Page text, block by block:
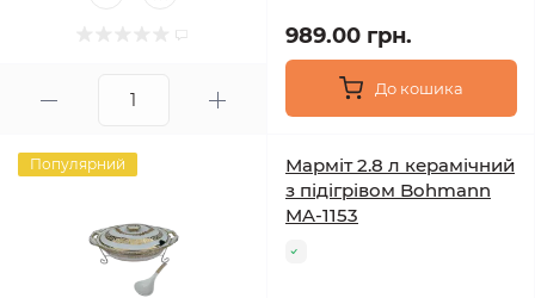
989.00 грн.
До кошика
Популярний
Марміт 2.8 л керамічний
з підігрівом Bohmann
MA-1153